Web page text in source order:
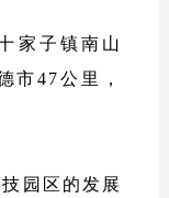
家子镇南山
市47公里，
园区的发展